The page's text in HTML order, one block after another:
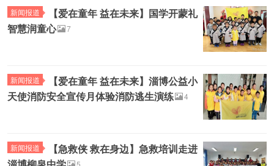
新闻报道
【爱在童年 益在未来】国学开蒙礼
智慧润童心
7
新闻报道
【爱在童年 益在未来】淄博公益小
天使消防安全宣传月体验消防逃生演练
4
新闻报道
【急救侠 救在身边】急救培训走进
5